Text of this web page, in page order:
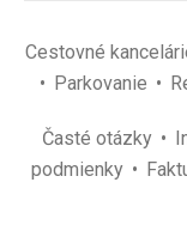
Cestovné
Parkovanie
Časté otázky
podmienky